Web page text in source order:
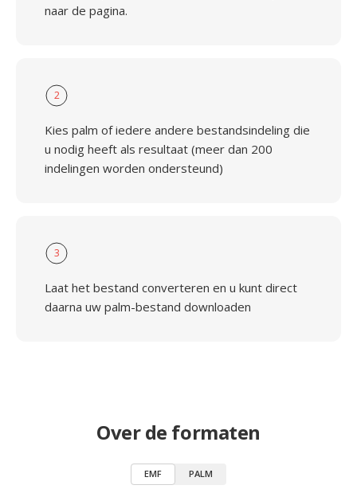
naar de pagina.
2
Kies palm of iedere andere bestandsindeling die
u nodig heeft als resultaat (meer dan 200
indelingen worden ondersteund)
3
Laat het bestand converteren en u kunt direct
daarna uw palm-bestand downloaden
Over de formaten
EMF PALM